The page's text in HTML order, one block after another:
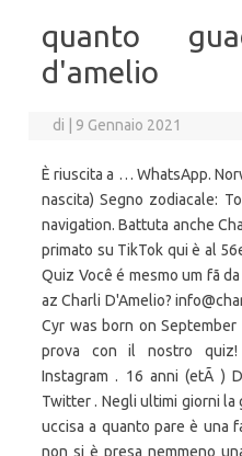
quanto
d'amelio
di 9 Gennaio 2021
È riuscita a … WhatsApp.
nascita) Segno zodiacale:
navigation. Battuta anche
primato su TikTok qui è al
Quiz Você é mesmo um fã
az Charli D'Amelio?
Cyr was born on
prova con il nostro
Instagram . 16 anni (etÃ )
Twitter . Negli ultimi giorni la
uccisa a quanto pare è una
non si è presa nemmeno